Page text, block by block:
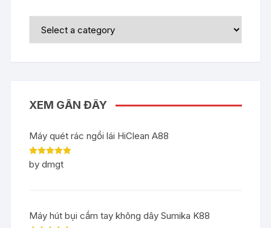
XEM GẦN ĐÂY
Máy quét rác ngồi lái HiClean A88
Rated5out
of 5
by dmgt
Máy hút bụi cầm tay không dây Sumika K88